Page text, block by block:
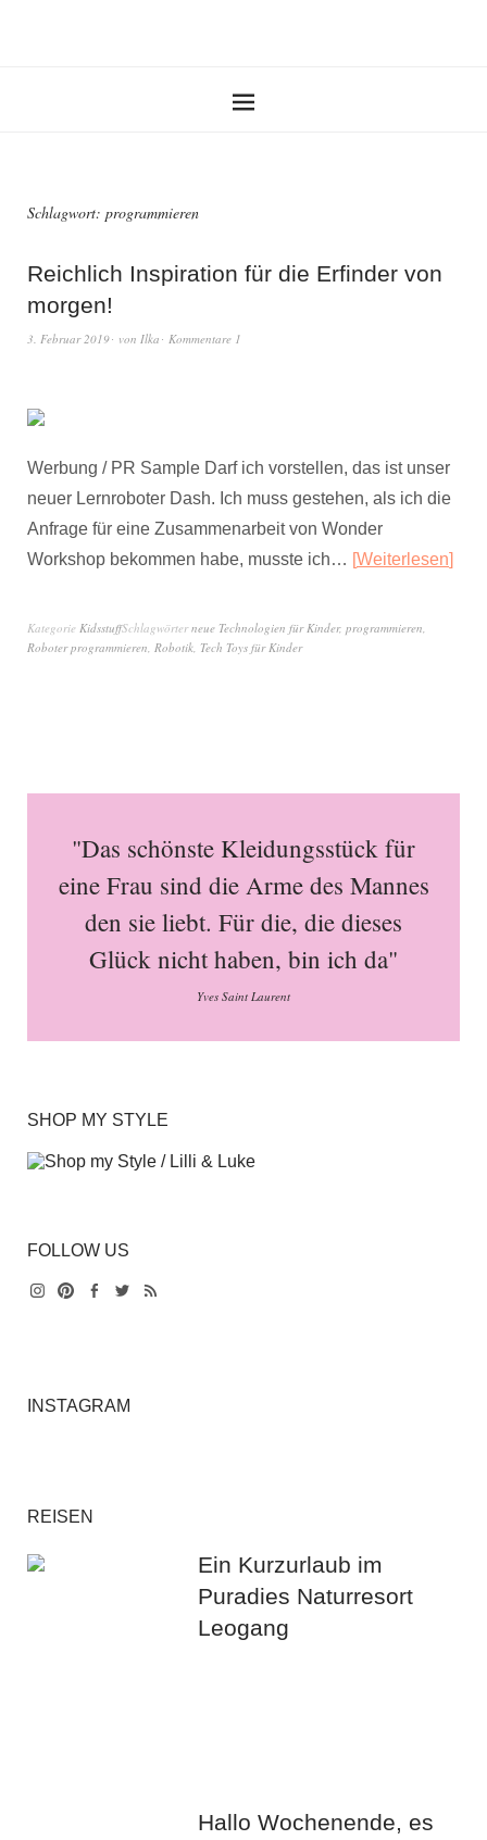
Schlagwort: programmieren
Reichlich Inspiration für die Erfinder von
morgen!
3. Februar 2019 von Ilka Kommentare 1
Werbung / PR Sample Darf ich vorstellen, das ist unser
neuer Lernroboter Dash. Ich muss gestehen, als ich die
Anfrage für eine Zusammenarbeit von Wonder
Workshop bekommen habe, musste ich… Weiterlesen
Kategorie KidsstuffSchlagwörterneue Technologien für Kinder, programmieren,
Roboter programmieren, Robotik, Tech Toys für Kinder
"Das schönste Kleidungsstück für
eine Frau sind die Arme des Mannes
den sie liebt. Für die, die dieses
Glück nicht haben, bin ich da"
Yves Saint Laurent
SHOP MY STYLE
FOLLOW US
INSTAGRAM
REISEN
Ein Kurzurlaub im
Puradies Naturresort
Leogang
Hallo Wochenende, es